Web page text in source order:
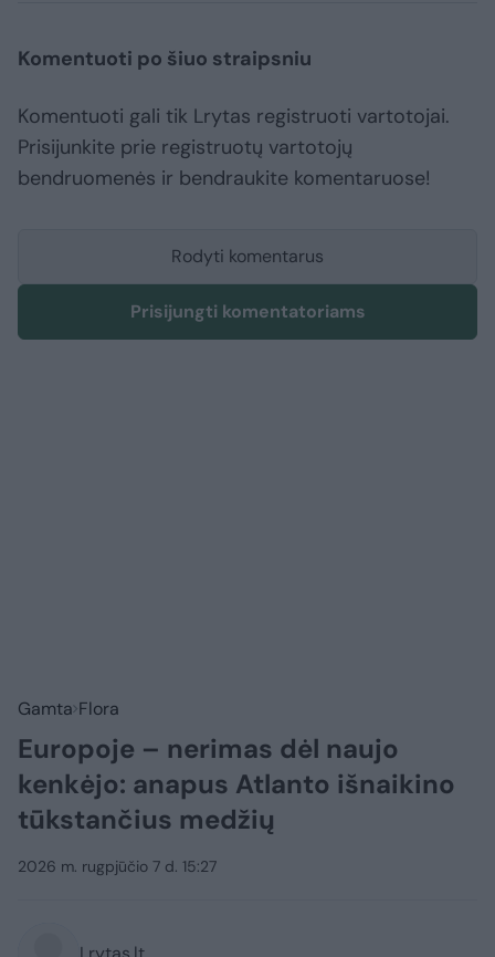
Komentuoti po šiuo straipsniu
Komentuoti gali tik Lrytas registruoti vartotojai.
Prisijunkite prie registruotų vartotojų
bendruomenės ir bendraukite komentaruose!
Rodyti komentarus
Prisijungti komentatoriams
Gamta Flora
Europoje – nerimas dėl naujo
kenkėjo: anapus Atlanto išnaikino
tūkstančius medžių
2026 m. rugpjūčio 7 d. 15:27